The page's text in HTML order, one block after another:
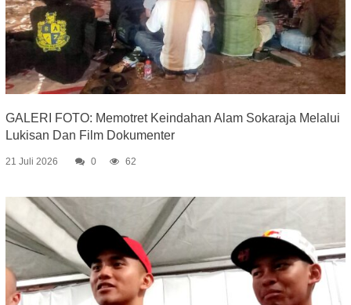
GALERI FOTO: Memotret Keindahan Alam Sokaraja Melalui
Lukisan Dan Film Dokumenter
21 Juli 2026 0 62